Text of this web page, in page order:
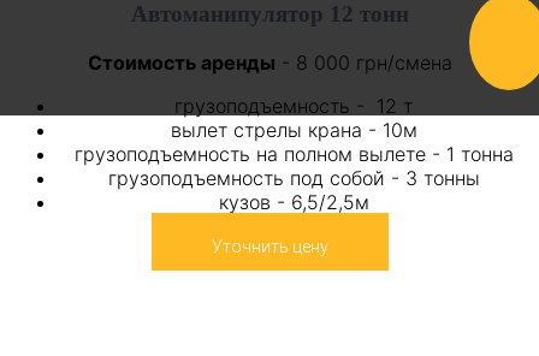
Автоманипулятор 12 тонн
Стоимость аренды - 8 000 грн/смена
грузоподъемность - 12 т
вылет стрелы крана - 10м
грузоподъемность на полном вылете - 1 тонна
грузоподъемность под собой - 3 тонны
кузов - 6,5/2,5м
Уточнить цену